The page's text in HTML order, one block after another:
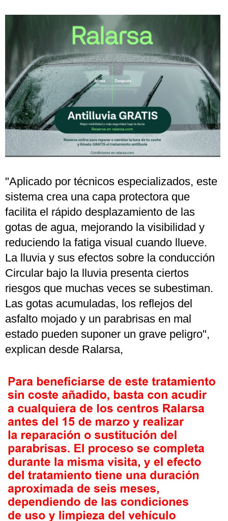
"Aplicado por técnicos especializados, este
sistema crea una capa protectora que
facilita el rápido desplazamiento de las
gotas de agua, mejorando la visibilidad y
reduciendo la fatiga visual cuando llueve.
La lluvia y sus efectos sobre la conducción
Circular bajo la lluvia presenta ciertos
riesgos que muchas veces se subestiman.
Las gotas acumuladas, los reflejos del
asfalto mojado y un parabrisas en mal
estado pueden suponer un grave peligro",
explican desde Ralarsa,